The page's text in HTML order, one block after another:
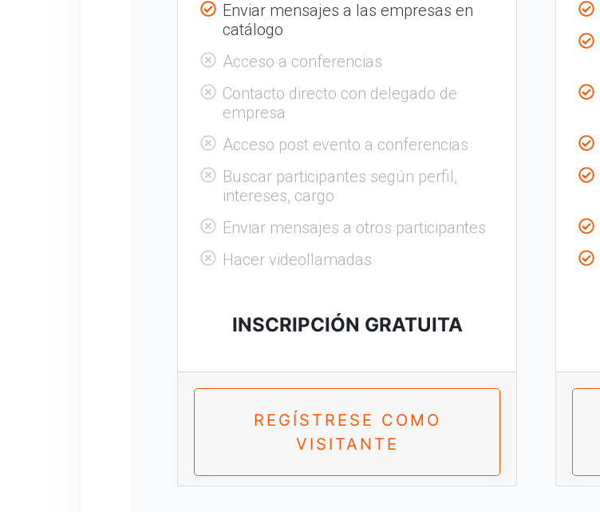
Enviar mensajes a las empresas en
catálogo
Acceso a conferencias
Contacto directo con delegado de
empresa
Acceso post evento a conferencias
Buscar participantes según perfil,
intereses, cargo
Enviar mensajes a otros participantes
Hacer videollamadas
INSCRIPCIÓN GRATUITA
REGÍSTRESE COMO
VISITANTE